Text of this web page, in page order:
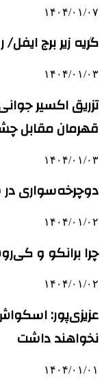
۱۴۰۴/۰۱/۰۷
گریه زیر برج
۱۴۰۴/۰۱/۰۳
تزریق اکسیر
قهرمان مقابل
۱۴۰۴/۰۱/۰۳
دوچرخه‌سواری در سال ۱۴۰۳/ طلسم
۱۴۰۴/۰۱/۰۲
چرا برانکو و
۱۴۰۴/۰۱/۰۲
عزیزی‌پور:
نخواهند داشت
۱۴۰۴/۰۱/۰۱